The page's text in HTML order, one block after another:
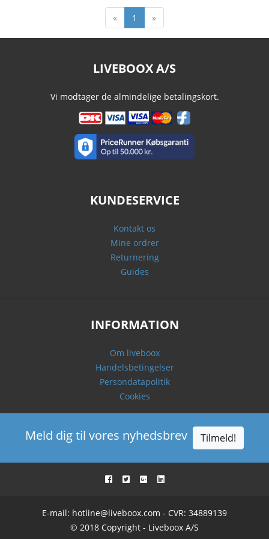
« 1 »
LIVEBOOX A/S
Vi modtager de almindelige betalingskort.
KUNDESERVICE
Kontakt os
Mine ordrer
Returnering
Guides
INFORMATION
Om liveboox
Handelsbetingelser
Persondatapolitik
Cookies
Meld dig til vores nyhedsbrev Tilmeld!
E-mail: hotline@liveboox.com - CVR: 34889139
© 2018 Copyright - Liveboox A/S